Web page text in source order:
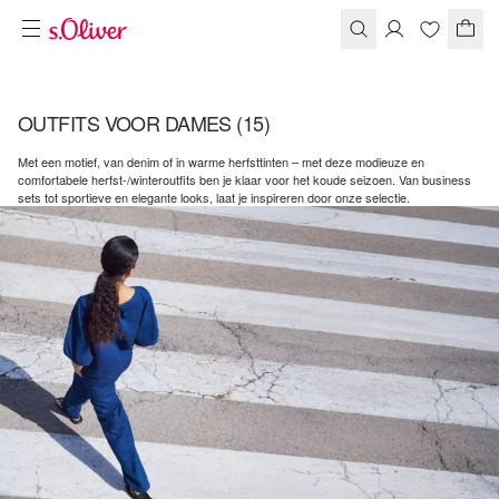
OUTFITS VOOR DAMES (15)
Met een motief, van denim of in warme herfsttinten – met deze modieuze en
comfortabele herfst-/winteroutfits ben je klaar voor het koude seizoen. Van business
sets tot sportieve en elegante looks, laat je inspireren door onze selectie.